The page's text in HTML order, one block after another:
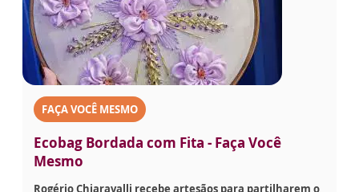
FAÇA VOCÊ MESMO
Ecobag Bordada com Fita - Faça Você
Mesmo